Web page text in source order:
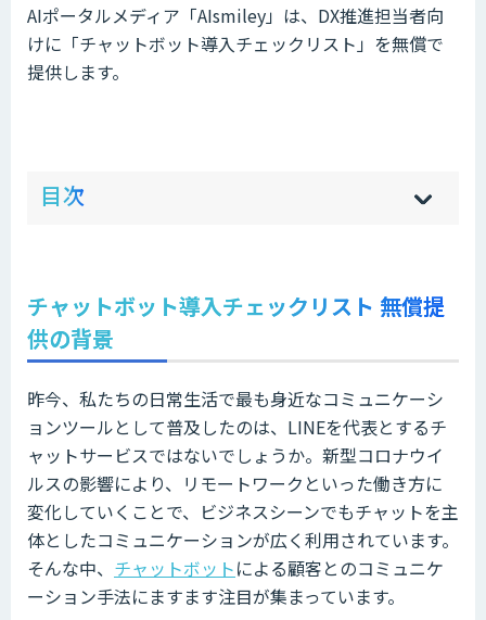
AIポータルメディア「AIsmiley」は、DX推進担当者向
けに「チャットボット導入チェックリスト」を無償で
提供します。
目次 hi
]
sh
]
チャットボット導入チェックリスト 無償提
供の背景
昨今、私たちの日常生活で最も身近なコミュニケーシ
ョンツールとして普及したのは、LINEを代表とするチ
ャットサービスではないでしょうか。新型コロナウイ
ルスの影響により、リモートワークといった働き方に
変化していくことで、ビジネスシーンでもチャットを主
体としたコミュニケーションが広く利用されています。
そんな中、 チャットボットによる顧客とのコミュニケ
ーション手法にますます注目が集まっています。